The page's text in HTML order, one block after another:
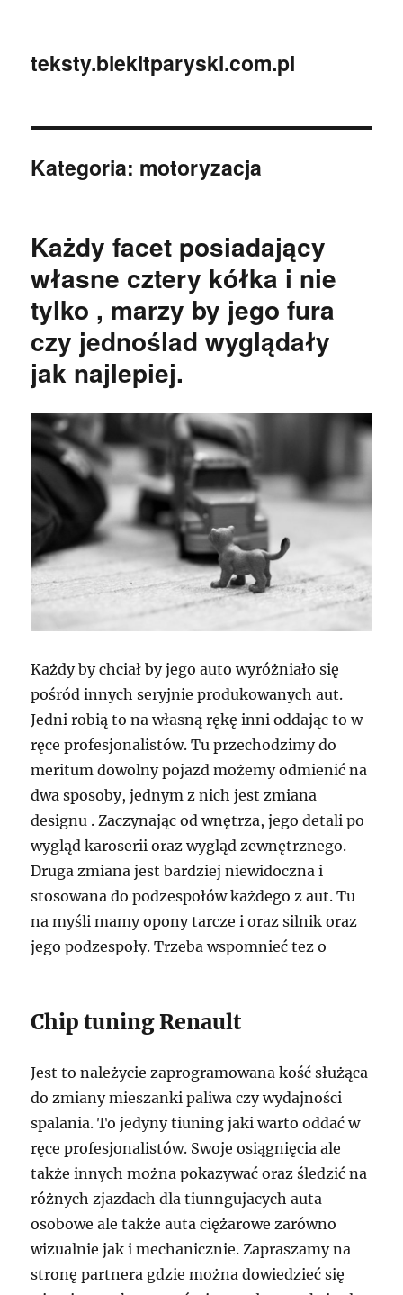
teksty.blekitparyski.com.pl
Kategoria: motoryzacja
Każdy facet posiadający
własne cztery kółka i nie
tylko , marzy by jego fura
czy jednoślad wyglądały
jak najlepiej.
Każdy by chciał by jego auto wyróżniało się
pośród innych seryjnie produkowanych aut.
Jedni robią to na własną rękę inni oddając to w
ręce profesjonalistów. Tu przechodzimy do
meritum dowolny pojazd możemy odmienić na
dwa sposoby, jednym z nich jest zmiana
designu . Zaczynając od wnętrza, jego detali po
wygląd karoserii oraz wygląd zewnętrznego.
Druga zmiana jest bardziej niewidoczna i
stosowana do podzespołów każdego z aut. Tu
na myśli mamy opony tarcze i oraz silnik oraz
jego podzespoły. Trzeba wspomnieć tez o
Chip tuning Renault
Jest to należycie zaprogramowana kość służąca
do zmiany mieszanki paliwa czy wydajności
spalania. To jedyny tiuning jaki warto oddać w
ręce profesjonalistów. Swoje osiągnięcia ale
także innych można pokazywać oraz śledzić na
różnych zjazdach dla tiunngujacych auta
osobowe ale także auta ciężarowe zarówno
wizualnie jak i mechanicznie. Zapraszamy na
stronę partnera gdzie można dowiedzieć się